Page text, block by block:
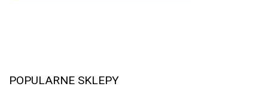
POPULARNE SKLEPY